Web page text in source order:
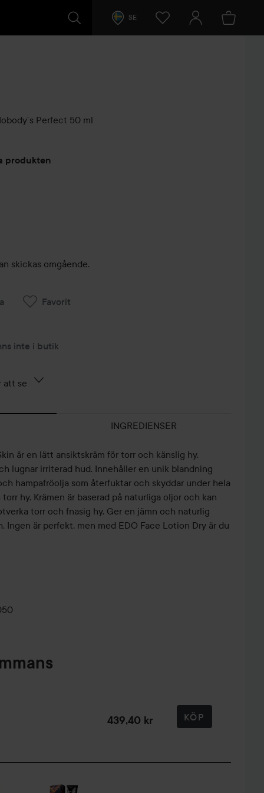
SE
Perfect 50 ml
produkten
skickas omgående.
Favorit
inte i butik
att se
INGREDIENSER
är en lätt ansiktskräm för torr och känslig hy.
lugnar irriterad hud. Innehåller en unik blandning
hampafröolja som återfuktar och skyddar under hela
hy. Krämen är baserad på naturliga oljor och kan
torr och fnasig hy. Ger en jämn och naturlig
Ingen är perfekt, men med EDO Face Lotion Dry är du
439,40 kr KÖP